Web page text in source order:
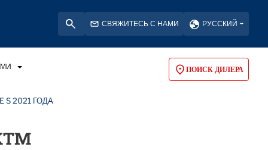
СВЯЖИТЕСЬ С НАМИ РУССКИЙ
ПОИСК ДИЛЕРА
S 2021 ГОДА